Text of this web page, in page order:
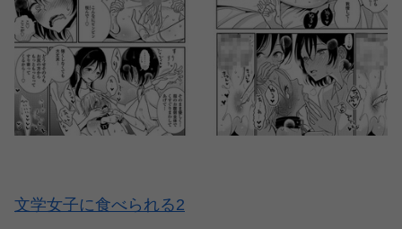
文学女子に食べられる2